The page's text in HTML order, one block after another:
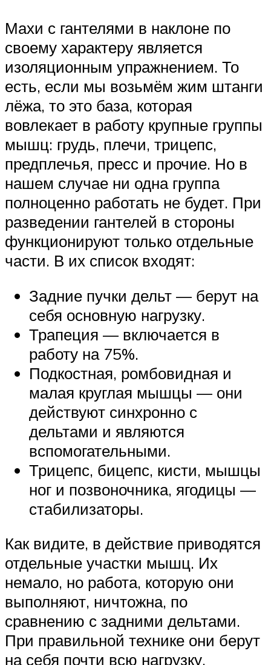
Махи с гантелями в наклоне по
своему характеру является
изоляционным упражнением. То
есть, если мы возьмём жим штанги
лёжа, то это база, которая
вовлекает в работу крупные группы
мышц: грудь, плечи, трицепс,
предплечья, пресс и прочие. Но в
нашем случае ни одна группа
полноценно работать не будет. При
разведении гантелей в стороны
функционируют только отдельные
части. В их список входят:
Задние пучки дельт — берут на
себя основную нагрузку.
Трапеция — включается в
работу на 75%.
Подкостная, ромбовидная и
малая круглая мышцы — они
действуют синхронно с
дельтами и являются
вспомогательными.
Трицепс, бицепс, кисти, мышцы
ног и позвоночника, ягодицы —
стабилизаторы.
Как видите, в действие приводятся
отдельные участки мышц. Их
немало, но работа, которую они
выполняют, ничтожна, по
сравнению с задними дельтами.
При правильной технике они берут
на себя почти всю нагрузку.